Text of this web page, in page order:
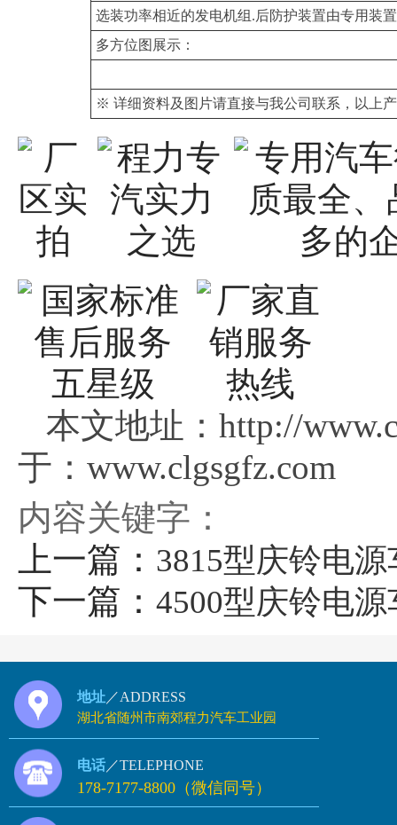
选装功率相近的发电机组.后防护装置由专用装
多方位图展示：
※ 详细资料及图片请直接与我公司联系，以上
本文地址：http://
于：www.clgsgfz.com
内容关键字：
上一篇： 3815型庆铃电源
下一篇： 4500型庆铃电源
地址 ／ADDRESS
湖北省随州市南郊程力汽车工业园
电话 ／TELEPHONE
178-7177-8800（微信同号）